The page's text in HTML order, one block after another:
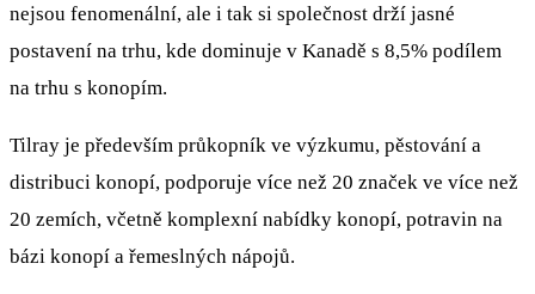
nejsou fenomenální, ale i tak si společnost drží jasné
postavení na trhu, kde dominuje v Kanadě s 8,5% podílem
na trhu s konopím.
Tilray je především průkopník ve výzkumu, pěstování a
distribuci konopí, podporuje více než 20 značek ve více než
20 zemích, včetně komplexní nabídky konopí, potravin na
bázi konopí a řemeslných nápojů.